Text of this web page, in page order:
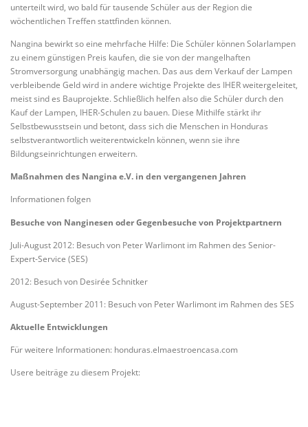
unterteilt wird, wo bald für tausende Schüler aus der Region die
wöchentlichen Treffen stattfinden können.
Nangina bewirkt so eine mehrfache Hilfe: Die Schüler können Solarlampen
zu einem günstigen Preis kaufen, die sie von der mangelhaften
Stromversorgung unabhängig machen. Das aus dem Verkauf der Lampen
verbleibende Geld wird in andere wichtige Projekte des IHER weitergeleitet,
meist sind es Bauprojekte. Schließlich helfen also die Schüler durch den
Kauf der Lampen, IHER-Schulen zu bauen. Diese Mithilfe stärkt ihr
Selbstbewusstsein und betont, dass sich die Menschen in Honduras
selbstverantwortlich weiterentwickeln können, wenn sie ihre
Bildungseinrichtungen erweitern.
Maßnahmen des Nangina e.V. in den vergangenen Jahren
Informationen folgen
Besuche von Nanginesen oder Gegenbesuche von Projektpartnern
Juli-August 2012: Besuch von Peter Warlimont im Rahmen des Senior-
Expert-Service (SES)
2012: Besuch von Desirée Schnitker
August-September 2011: Besuch von Peter Warlimont im Rahmen des SES
Aktuelle Entwicklungen
Für weitere Informationen: honduras.elmaestroencasa.com
Usere beiträge zu diesem Projekt: